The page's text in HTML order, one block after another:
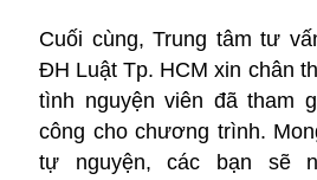
Cuối cùng, Trung tâm tư
ĐH Luật Tp. HCM xin chân
tình nguyện viên đã tham
công cho chương trình.
tự nguyện, các bạn sẽ